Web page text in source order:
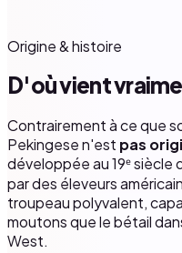
Origine & histoire
D'où vient
Contrairement à ce que
Pekingese n'est pas
développée au 19ᵉ siècle
par des éleveurs
troupeau polyvalent,
moutons que le bétail
West.